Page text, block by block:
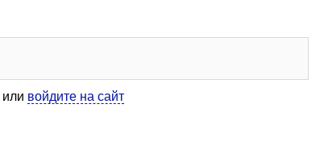
или войдите на сайт